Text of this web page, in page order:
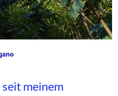
meinem